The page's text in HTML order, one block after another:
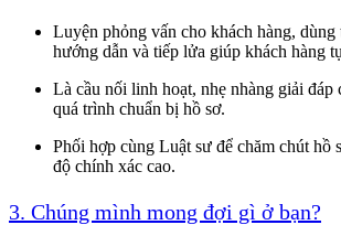
Luyện phỏng vấn cho khách hàng,
hướng dẫn và tiếp lửa giúp khách hàng
Là cầu nối linh hoạt, nhẹ nhàng giải đáp
quá trình chuẩn bị hồ sơ.
Phối hợp cùng Luật sư để chăm chút hồ
độ chính xác cao.
3. Chúng mình mong đợi gì ở bạn?